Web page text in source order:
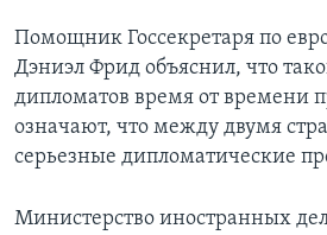
Помощник Госсекретаря по
Дэниэл Фрид объяснил, что
дипломатов время от времени
означают, что между двумя
серьезные дипломатические
Министерство иностранных дел